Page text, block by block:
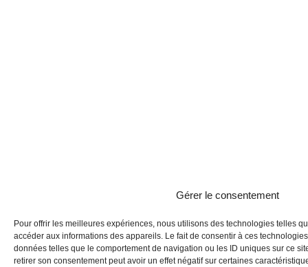
Gérer le consentement
Pour offrir les meilleures expériences, nous utilisons des technologies telles
accéder aux informations des appareils. Le fait de consentir à ces
données telles que le comportement de navigation ou les ID uniques sur ce
retirer son consentement peut avoir un effet négatif sur certaines